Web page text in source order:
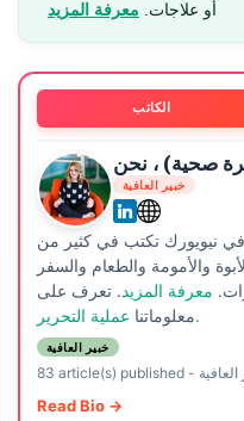
أو علاجات. معرفة المزيد
الكاتب
صحية) ، نحن
خبير العافية
نيويورك تكتب في كثير من
والأمومة والطعام والسفر
معرفة المزيد. تعرف على
معلوماتناعملية التحرير.
خبير العافية
83 article(s) published- العافية
Read Bio →